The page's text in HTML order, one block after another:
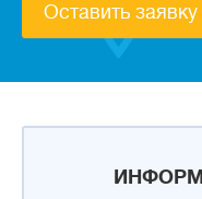
Оставить заявку